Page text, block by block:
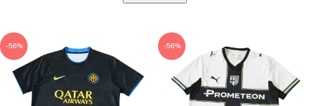
-56% -56%